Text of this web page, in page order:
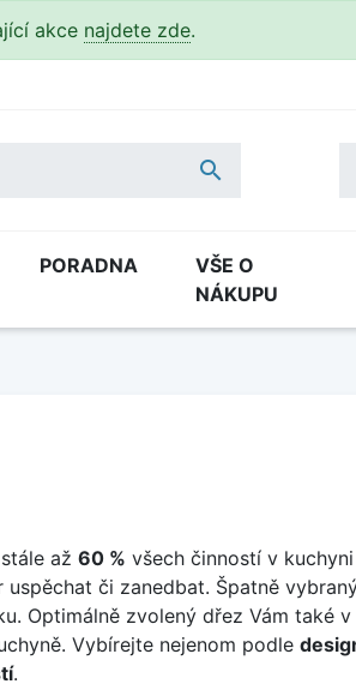
akce najdete zde.

PORADNA
VŠE O
NÁKUPU
až 60 % všech činností v
či zanedbat. Špatně
Optimálně zvolený dřez Vám také v
Vybírejte nejenom podle
.